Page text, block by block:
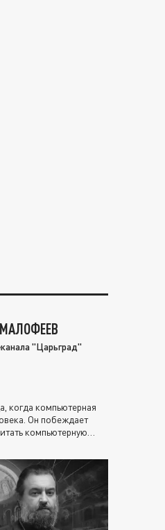
"Царьград"
когда компьютерная
Он побеждает
компьютерную